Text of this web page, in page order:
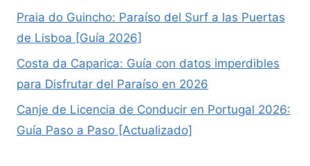
Praia do Guincho: Paraíso del Surf a las Puertas
de Lisboa [Guía 2026]
Costa da Caparica: Guía con datos imperdibles
para Disfrutar del Paraíso en 2026
Canje de Licencia de Conducir en Portugal 2026:
Guía Paso a Paso [Actualizado]